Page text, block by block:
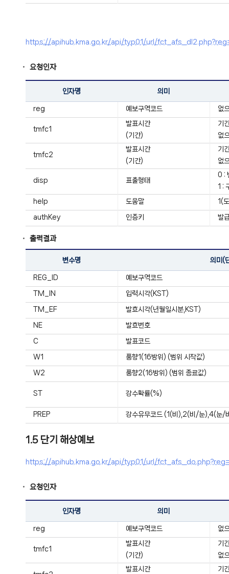
https://apihub.kma.go.kr/api/typ01/url/
요청인자
인자명 의미
reg 예보구역코드 없
tmfc1
발표시간
(기간)
기
없
tmfc2
발표시간
(기간)
기
없
disp 표출형태
0 :
1 :
help 도움말 1(
authKey 인증키 발
출력결과
변수명 의미(
REG_ID 예보구역코드
TM_IN 입력시각(KST)
TM_EF 발효시각(년월일시분,KST)
NE 발효번호
C 발표코드
W1 풍향1(16방위) (범위 시작값)
W2 풍향2(16방위) (범위 종료값)
ST 강수확률(%)
PREP 강수유무코드 (1(비),2(비/눈),4(눈/
1.5 단기 해상예보
https://apihub.kma.go.kr/api/typ01/url/
요청인자
인자명 의미
reg 예보구역코드 없
tmfc1
발표시간
(기간)
기
없
발표시간 기